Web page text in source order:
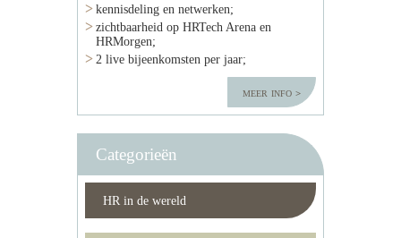
kennisdeling en netwerken;
zichtbaarheid op HRTech Arena en
HRMorgen;
2 live bijeenkomsten per jaar;
meer info
Categorieën
HR in de wereld